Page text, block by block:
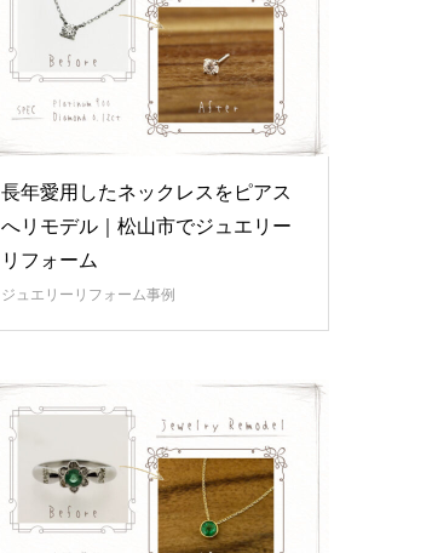
長年愛用したネックレスをピアス
へリモデル｜松山市でジュエリー
リフォーム
ジュエリーリフォーム事例